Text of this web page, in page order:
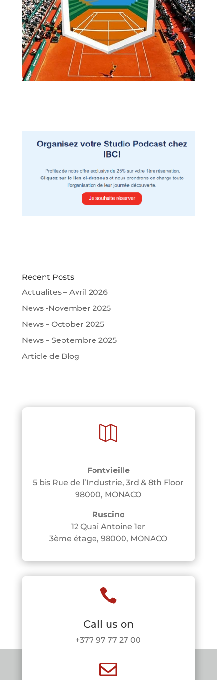
Recent Posts
Actualites – Avril 2026
News -November 2025
News – October 2025
News – Septembre 2025
Article de Blog

Fontvieille
5 bis Rue de l’Industrie, 3rd & 8th Floor
98000, MONACO
Ruscino
12 Quai Antoine 1er
3ème étage, 98000, MONACO

Call us on
+377 97 77 27 00
